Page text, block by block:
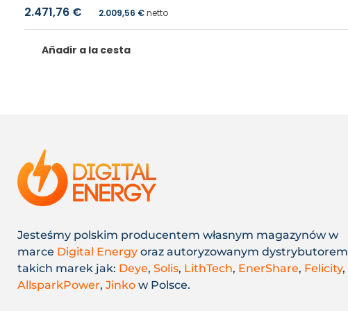
2.471,76 € 2.009,56 €netto
Añadir a la cesta
Jesteśmy polskim producentem własnym magazynów w
marce Digital Energy oraz autoryzowanym dystrybutorem
takich marek jak: Deye, Solis, LithTech, EnerShare, Felicity,
AllsparkPower, Jinko w Polsce.